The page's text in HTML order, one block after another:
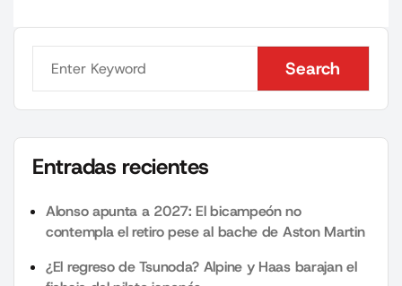
Search
Search
Entradas recientes
Alonso apunta a 2027: El bicampeón no
contempla el retiro pese al bache de Aston Martin
¿El regreso de Tsunoda? Alpine y Haas barajan el